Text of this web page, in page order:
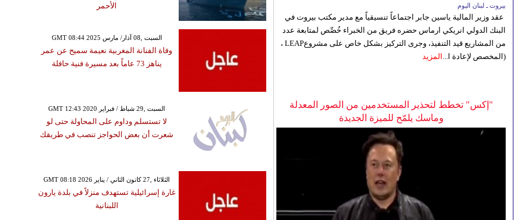
بيروت ـ لبنان اليوم
عقد وزير المالية ياسين جابر اجتماعاً تنسيقياً مع مدير مكتب بيروت في
البنك الدولي انريكي ارماس حضره فريق من الخبراء خُصِّص لمتابعة عدد
من المشاريع قيد التنفيذ، وجرى التركيز بشكل خاص على مشروعLEAP ،
(المخصص لإعادة ا... المزيد
"إكس" تخطط لتحذير المستخدمين من الصور المعدلة
وماسك يلمّح للميزة الجديدة
الأحمر
GMT 08:44 2025 السبت ,08 آذار/ مارس
وفاة الفنانة المغربية نعيمة سميح عن عمر
يناهز 73 عاماً بعد مسيرة فنية حافلة
GMT 12:43 2020 السبت ,29 شباط / فبراير
لا تستسلم وداوم على المحاولة حتى لو
شعرت أن بعض الحواجز تنصب في طريقك
GMT 08:18 2026 الثلاثاء ,27 كانون الثاني / يناير
غارة إسرائيلية تستهدف منزلاً في بلدة يارون
اللبنانية